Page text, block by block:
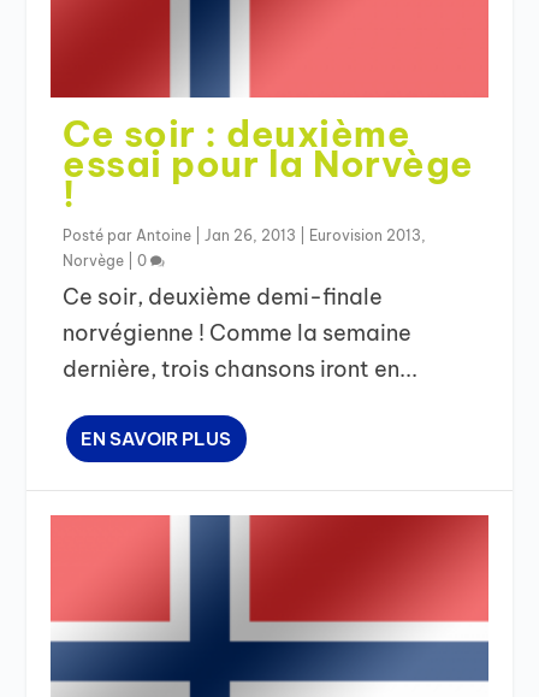
Ce soir : deuxième
essai pour la Norvège
!
Posté parAntoine |Jan 26, 2013 Eurovision 2013,
Norvège |0
Ce soir, deuxième demi-finale
norvégienne ! Comme la semaine
dernière, trois chansons iront en...
EN SAVOIR PLUS